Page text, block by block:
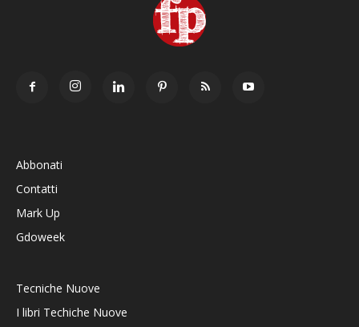
Abbonati
Contatti
Mark Up
Gdoweek
Tecniche Nuove
I libri Techiche Nuove